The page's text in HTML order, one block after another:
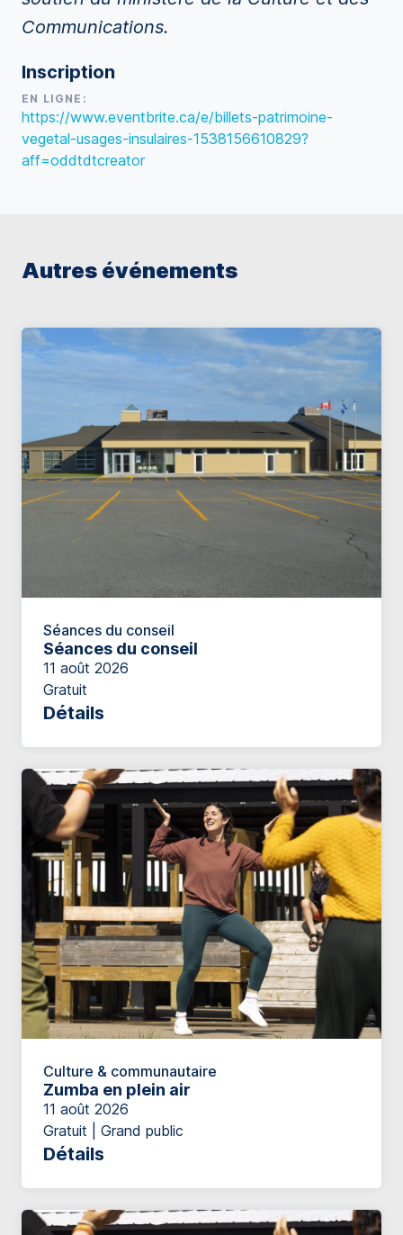
Communications.
Inscription
EN LIGNE:
https://www.eventbrite.ca/e/billets-patrimoine-
vegetal-usages-insulaires-1538156610829?
aff=oddtdtcreator
Autres événements
Séances du conseil
Séances du conseil
11 août 2026
Gratuit
Détails
Culture & communautaire
Zumba en plein air
11 août 2026
Gratuit | Grand public
Détails